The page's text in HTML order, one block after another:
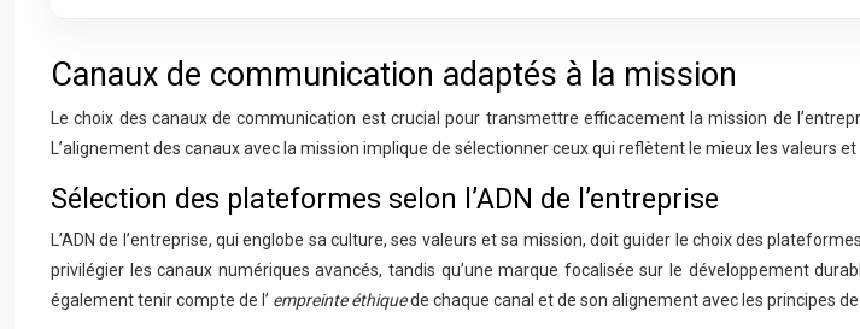
Canaux de communication adaptés à la mission
Le choix des canaux de communication est crucial pour transmettre efficacement la mission de
L’alignement des canaux avec la mission implique de sélectionner ceux qui reflètent le mieux les valeurs
Sélection des plateformes selon l’ADN de l’entreprise
L’ADN de l’entreprise, qui englobe sa culture, ses valeurs et sa mission, doit guider le choix des
privilégier les canaux numériques avancés, tandis qu’une marque focalisée sur le développement
également tenir compte de l’ empreinte éthiquede chaque canal et de son alignement avec les principes de